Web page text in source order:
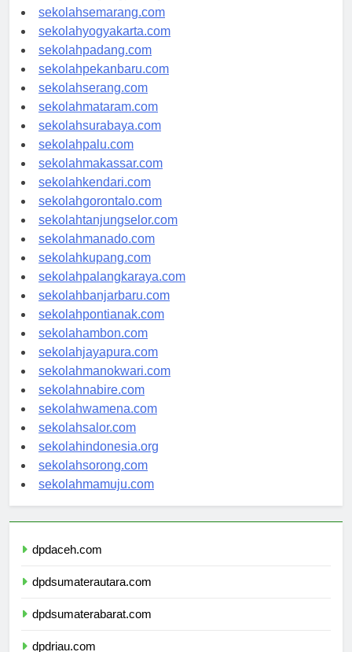
sekolahtanjungpinang.com
sekolahsemarang.com
sekolahyogyakarta.com
sekolahpadang.com
sekolahpekanbaru.com
sekolahserang.com
sekolahmataram.com
sekolahsurabaya.com
sekolahpalu.com
sekolahmakassar.com
sekolahkendari.com
sekolahgorontalo.com
sekolahtanjungselor.com
sekolahmanado.com
sekolahkupang.com
sekolahpalangkaraya.com
sekolahbanjarbaru.com
sekolahpontianak.com
sekolahambon.com
sekolahjayapura.com
sekolahmanokwari.com
sekolahnabire.com
sekolahwamena.com
sekolahsalor.com
sekolahindonesia.org
sekolahsorong.com